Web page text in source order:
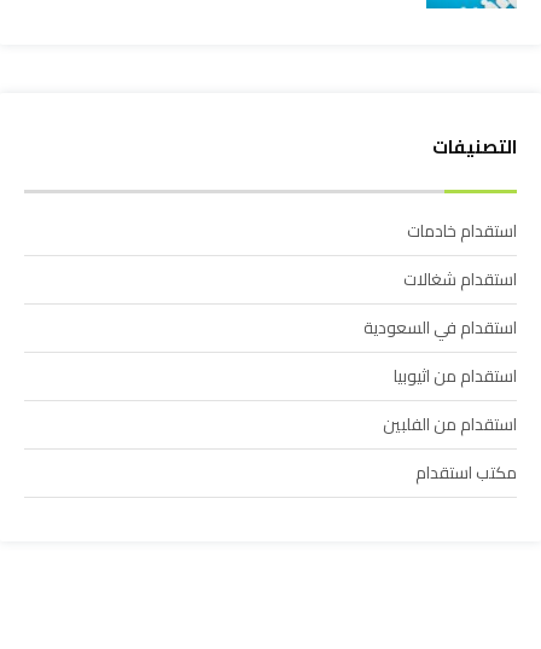
التصنيفات
استقدام خادمات
استقدام شغالات
استقدام في السعودية
استقدام من اثيوبيا
استقدام من الفلبين
مكتب استقدام